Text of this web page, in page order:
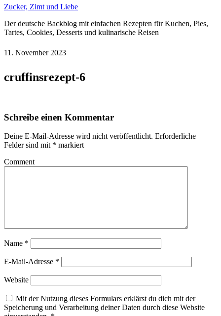
Zucker, Zimt und Liebe
Der deutsche Backblog mit einfachen Rezepten für Kuchen, Pies,
Tartes, Cookies, Desserts und kulinarische Reisen
11. November 2023
cruffinsrezept-6
Schreibe einen Kommentar
Deine E-Mail-Adresse wird nicht veröffentlicht. Erforderliche
Felder sind mit * markiert
Comment
Name *
E-Mail-Adresse *
Website
Mit der Nutzung dieses Formulars erklärst du dich mit der
Speicherung und Verarbeitung deiner Daten durch diese Website